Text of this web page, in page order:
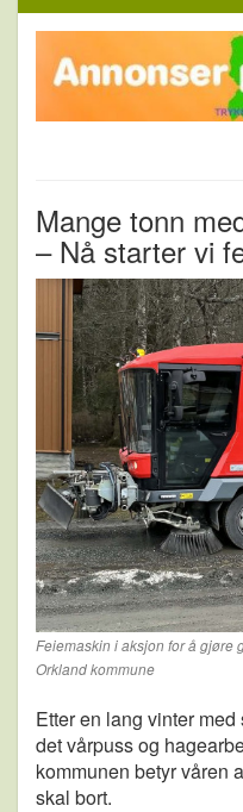
Mange tonn
– Nå starter vi
Feiemaskin i aksjon for å gjøre
Orkland kommune
Etter en lang vinter
det vårpuss og
kommunen betyr våren
skal bort.